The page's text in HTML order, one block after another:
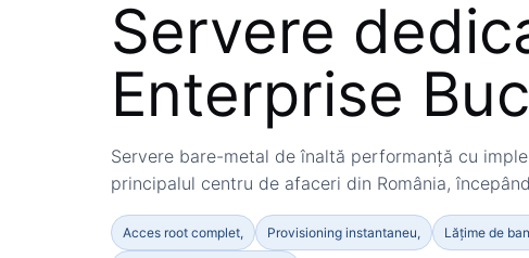
Servere
Enterprise
Servere bare-metal de înaltă performanță cu
principalul centru de afaceri din România,
Acces root complet, Provisioning instantaneu, Lățime de